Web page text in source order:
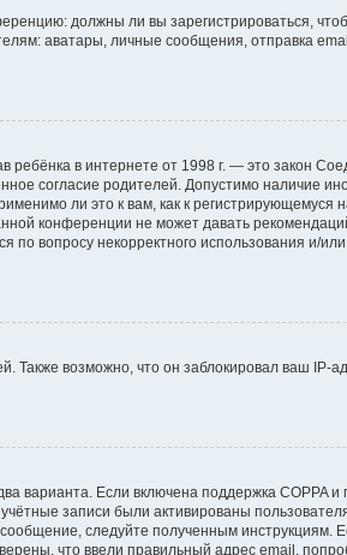
должны ли вы зарегистрироваться,
аватары, личные сообщения, отправка
ребёнка в интернете от 1998 г. — это закон
согласие родителей. Допустимо наличие
ли это к вам, как к регистрирующемуся
конференции не может давать
вопросу некорректного использования и/
Также возможно, что он заблокировал ваш IP-
Если включена поддержка COPPA и
записи были активированы
следуйте полученным инструкциям.
что ввели правильный адрес email,